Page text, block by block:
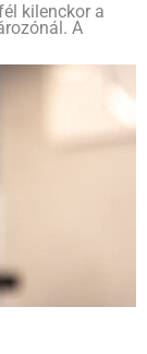
kilenckor a
A